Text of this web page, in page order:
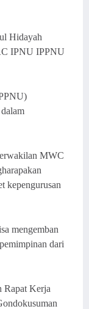
Hidayah
IPNU IPPNU
MWC
kepengurusan
mengemban
dari
Rapat Kerja